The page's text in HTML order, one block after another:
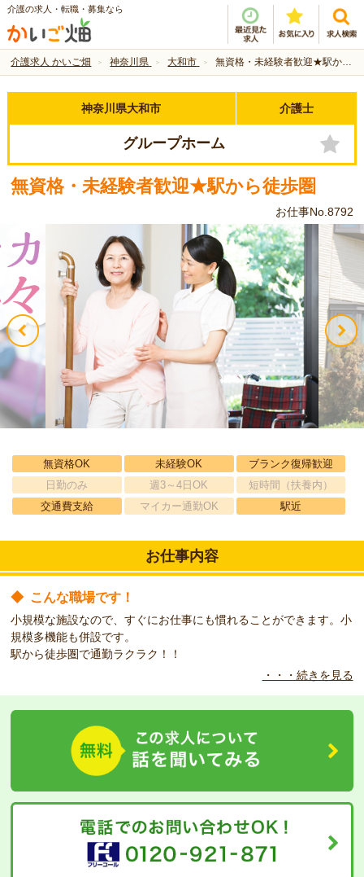
介護の求人・転職・募集なら
介護求人 かいご畑 神奈川県 大和市 無資格・未経験者歓迎★駅から徒歩圏
神奈川県大和市 介護士
グループホーム
無資格・未経験者歓迎★駅から徒歩圏
お仕事No.8792
無資格OK 未経験OK
ブランク復帰歓迎
日勤のみ
週3～4日OK
短時間（扶養内）
交通費支給
マイカー通勤OK 駅近
お仕事内容
◆ こんな職場です！
小規模な施設なので、すぐにお仕事にも慣れることができます。小
規模多機能も併設です。
駅から徒歩圏で通勤ラクラク！！
・・・続きを見る